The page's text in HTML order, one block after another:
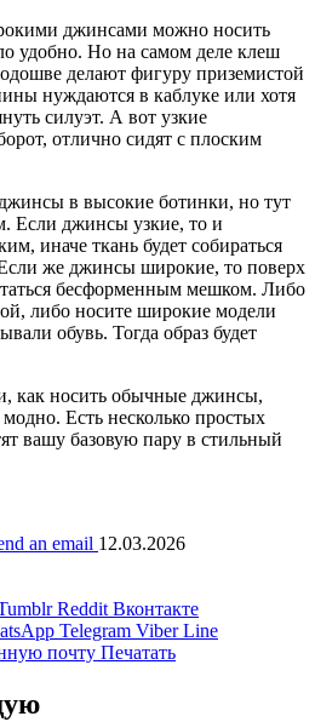
джинсами можно носить
удобно. Но на самом деле клеш
делают фигуру приземистой
нуждаются в каблуке или хотя
силуэт. А вот узкие
отлично сидят с плоским
в высокие ботинки, но тут
Если джинсы узкие, то и
иначе ткань будет собираться
же джинсы широкие, то поверх
бесформенным мешком. Либо
либо носите широкие модели
обувь. Тогда образ будет
как носить обычные джинсы,
Есть несколько простых
вашу базовую пару в стильный
an email 12.03.2026
Reddit Вконтакте
Telegram Viber Line
почту Печатать